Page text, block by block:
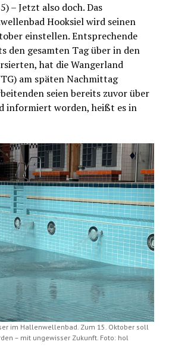
– Jetzt also doch. Das
Hooksiel wird seinen
einstellen. Entsprechende
den gesamten Tag über in den
hat die Wangerland
am späten Nachmittag
seien bereits zuvor über
informiert worden, heißt es in
im Hallenwellenbad. Zum 15. Oktober soll
– mit ungewisser Zukunft. Foto: hol